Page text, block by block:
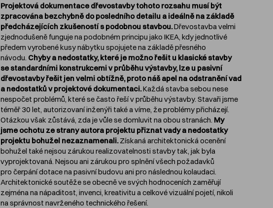
Projektová dokumentace dřevostavby tohoto rozsahu musí být
zpracována bezchybně do posledního detailu a ideálně na základě
předcházejících zkušeností s podobnou stavbou.Dřevostavba velmi
zjednodušeně funguje na podobném principu jako IKEA, kdy jednotlivé
předem vyrobené kusy nábytku spojujete na základě přesného
návodu. Chyby a nedostatky, které je možno řešit u klasické stavby
se standardními konstrukcemi v průběhu výstavby, lze u pasivní
dřevostavby řešit jen velmi obtížně, proto náš apel na odstranění vad
a nedostatků v projektové dokumentaci.Každá stavba sebou nese
nespočet problémů, které se často řeší v průběhu výstavby. Stavaři jsme
téměř 30 let, autorizovaní inženýři také a víme, že problémy přicházejí.
Otázkou však zůstává, zda je vůle se domluvit na obou stranách. My
jsme ochotu ze strany autora projektu přiznat vady a nedostatky
projektu bohužel nezaznamenali.Získaná architektonická ocenění
bohužel také nejsou zárukou realizovatelnosti stavby tak, jak byla
vyprojektovaná. Nejsou ani zárukou pro splnění všech požadavků
pro čerpání dotace na pasivní budovu ani pro následnou kolaudaci.
Architektonické soutěže se obecně ve svých hodnoceních zaměřují
zejména na nápaditost, invenci, kreativitu a celkové vizuální pojetí, nikoli
na správnost navrženého technického řešení.